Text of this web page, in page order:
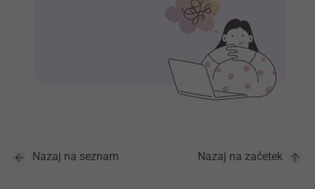
Nazaj na seznam Nazaj na začetek